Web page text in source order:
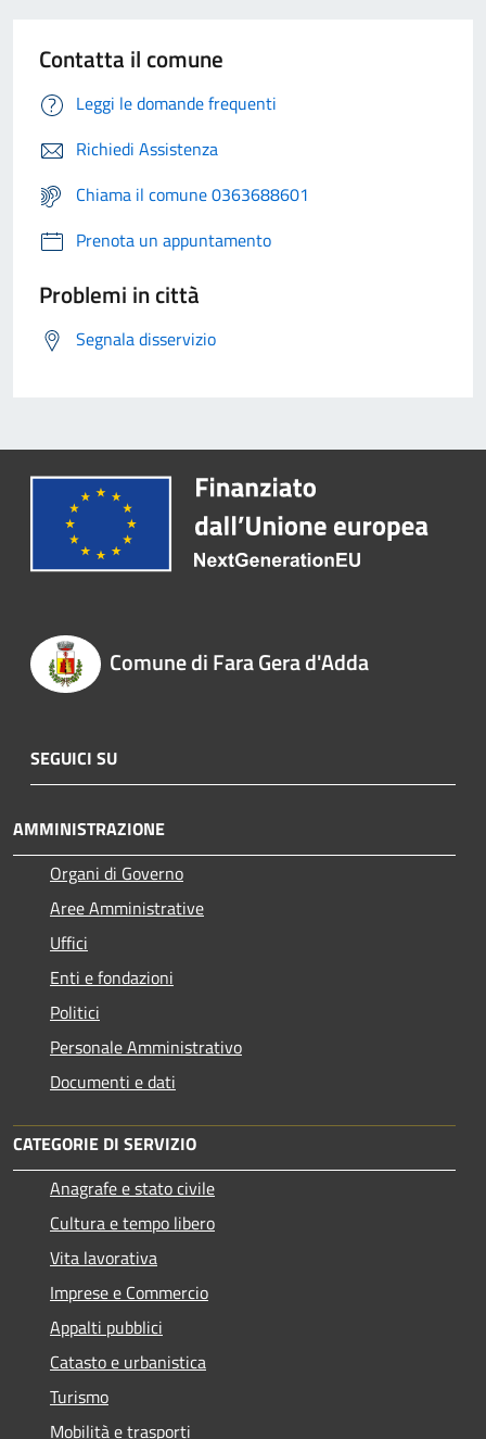
Contatta il comune
Leggi le domande frequenti
Richiedi Assistenza
Chiama il comune 0363688601
Prenota un appuntamento
Problemi in città
Segnala disservizio
Comune di Fara Gera d'Adda
SEGUICI SU
AMMINISTRAZIONE
Organi di Governo
Aree Amministrative
Uffici
Enti e fondazioni
Politici
Personale Amministrativo
Documenti e dati
CATEGORIE DI SERVIZIO
Anagrafe e stato civile
Cultura e tempo libero
Vita lavorativa
Imprese e Commercio
Appalti pubblici
Catasto e urbanistica
Turismo
Mobilità e trasporti